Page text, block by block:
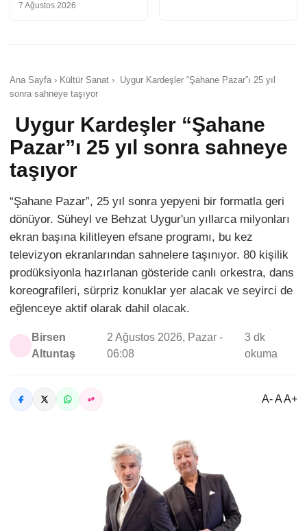
7 Ağustos 2026
Ana Sayfa › Kültür Sanat › Uygur Kardeşler “Şahane Pazar”ı 25 yıl
sonra sahneye taşıyor
Uygur Kardeşler “Şahane
Pazar”ı 25 yıl sonra sahneye
taşıyor
“Şahane Pazar”, 25 yıl sonra yepyeni bir formatla geri
dönüyor. Süheyl ve Behzat Uygur'un yıllarca milyonları
ekran başına kilitleyen efsane programı, bu kez
televizyon ekranlarından sahnelere taşınıyor. 80 kişilik
prodüksiyonla hazırlanan gösteride canlı orkestra, dans
koreografileri, sürpriz konuklar yer alacak ve seyirci de
eğlenceye aktif olarak dahil olacak.
Birsen
Altuntaş
2 Ağustos 2026, Pazar -
06:08
3 dk
okuma
A- A A+